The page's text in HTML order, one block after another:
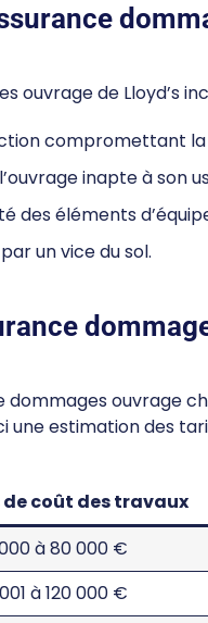
ouvrage de Lloyd’s
compromettant la
inapte à son
des éléments
un vice du sol.
dommages ouvrage
une estimation des
coût des travaux
à 80 000 €
à 120 000 €